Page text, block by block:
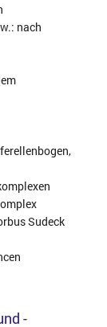
nach
Sudeck
-